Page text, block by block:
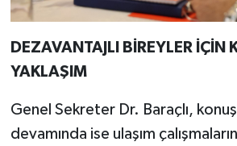
DEZAVANTAJLI BİREYLER İÇİN
YAKLAŞIM
Genel Sekreter Dr. Baraçlı,
devamında ise ulaşım